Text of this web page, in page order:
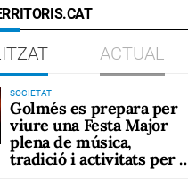
ACTUAL
SOCIETAT
Golmés es prepara per
viure una Festa Major
plena de música,
tradició i activitats per a